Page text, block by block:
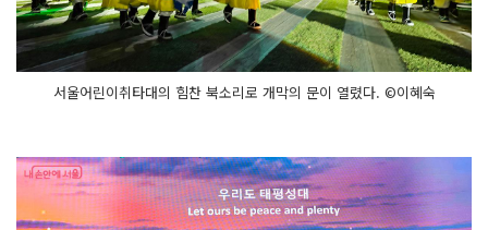
서울어린이취타대의 힘찬 북소리로 개막의 문이 열렸다. ©이혜숙